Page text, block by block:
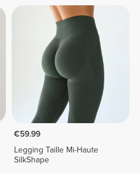
€59.99
Legging Taille Mi-Haute
SilkShape